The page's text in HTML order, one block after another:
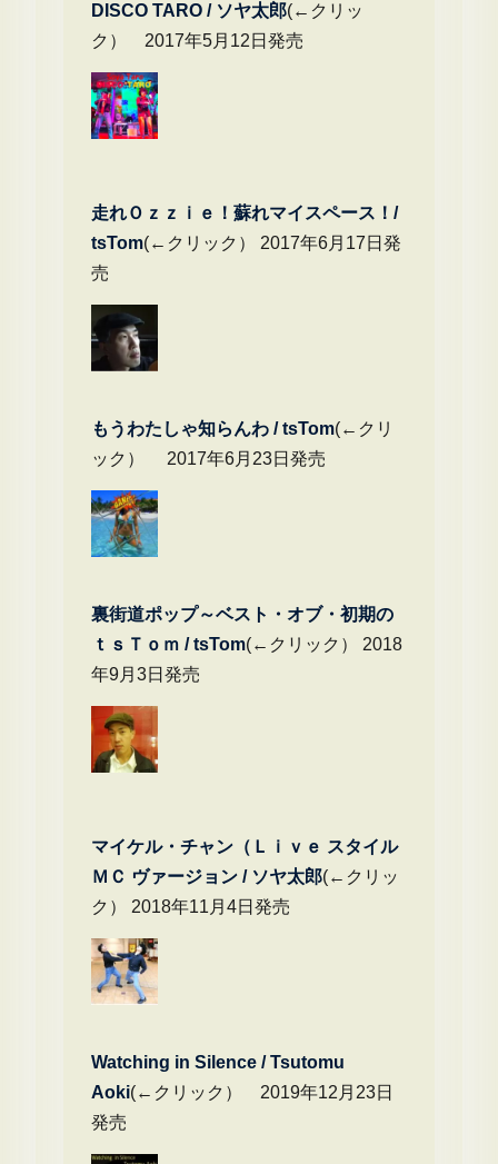
DISCO TARO / ソヤ太郎(←クリッ
ク） 2017年5月12日発売
走れＯｚｚｉｅ！蘇れマイスペース！/
tsTom(←クリック） 2017年6月17日発
売
もうわたしゃ知らんわ / tsTom(←クリ
ック） 2017年6月23日発売
裏街道ポップ～ベスト・オブ・初期の
ｔｓＴｏｍ / tsTom(←クリック） 2018
年9月3日発売
マイケル・チャン（Ｌｉｖｅ スタイル
ＭＣ ヴァージョン / ソヤ太郎(←クリッ
ク） 2018年11月4日発売
Watching in Silence / Tsutomu
Aoki(←クリック） 2019年12月23日
発売